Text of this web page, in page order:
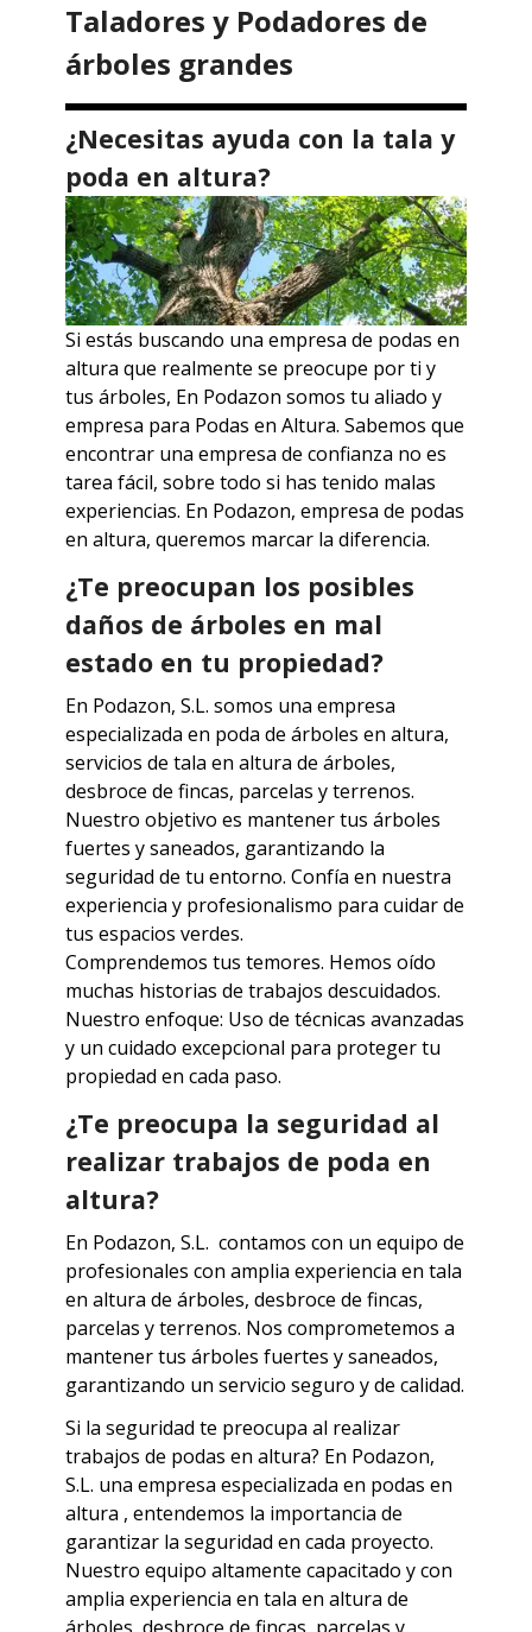
Taladores y Podadores de
árboles grandes
¿Necesitas ayuda con la tala y
poda en altura?
Si estás buscando una empresa de podas en
altura que realmente se preocupe por ti y
tus árboles, En Podazon somos tu aliado y
empresa para Podas en Altura. Sabemos que
encontrar una empresa de confianza no es
tarea fácil, sobre todo si has tenido malas
experiencias. En Podazon, empresa de podas
en altura, queremos marcar la diferencia.
¿Te preocupan los posibles
daños de árboles en mal
estado en tu propiedad?
En Podazon, S.L. somos una empresa
especializada en poda de árboles en altura,
servicios de tala en altura de árboles,
desbroce de fincas, parcelas y terrenos.
Nuestro objetivo es mantener tus árboles
fuertes y saneados, garantizando la
seguridad de tu entorno. Confía en nuestra
experiencia y profesionalismo para cuidar de
tus espacios verdes.
Comprendemos tus temores. Hemos oído
muchas historias de trabajos descuidados.
Nuestro enfoque: Uso de técnicas avanzadas
y un cuidado excepcional para proteger tu
propiedad en cada paso.
¿Te preocupa la seguridad al
realizar trabajos de poda en
altura?
En Podazon, S.L. contamos con un equipo de
profesionales con amplia experiencia en tala
en altura de árboles, desbroce de fincas,
parcelas y terrenos. Nos comprometemos a
mantener tus árboles fuertes y saneados,
garantizando un servicio seguro y de calidad.
Si la seguridad te preocupa al realizar
trabajos de podas en altura? En Podazon,
S.L. una empresa especializada en podas en
altura , entendemos la importancia de
garantizar la seguridad en cada proyecto.
Nuestro equipo altamente capacitado y con
amplia experiencia en tala en altura de